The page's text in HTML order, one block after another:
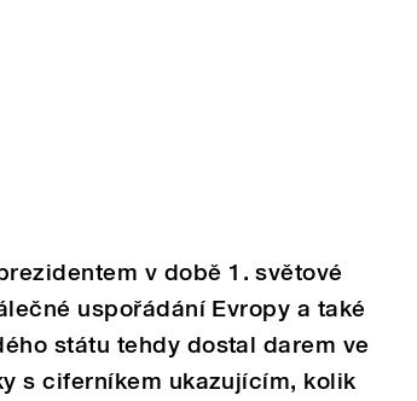
v době 1. světové
uspořádání Evropy a také
státu tehdy dostal darem ve
s ciferníkem ukazujícím, kolik